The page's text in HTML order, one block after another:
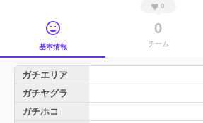
基本情報
0
0
チーム
ガチエリア
ガチヤグラ
ガチホコ